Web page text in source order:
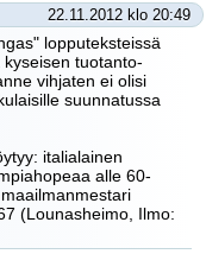
22.11.2012 klo 20:49
lopputeksteissä
tuotanto-
vihjaten ei olisi
suunnatussa
italialainen
alle 60-
(Lounasheimo, Ilmo: